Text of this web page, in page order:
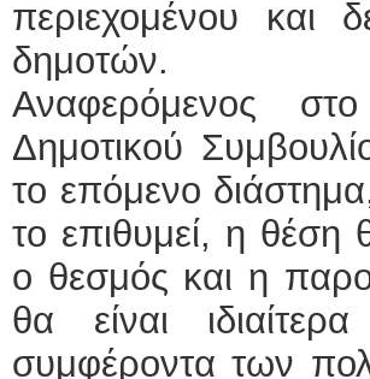
περιεχομένου και
δημοτών.
Αναφερόμενος
Δημοτικού
το επόμενο
το επιθυμεί, η
ο θεσμός και η
θα είναι
συμφέροντα των